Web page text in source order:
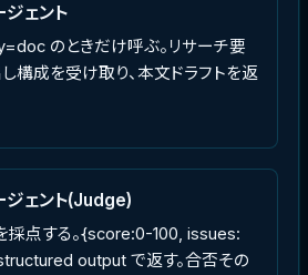
ェント
のときだけ呼ぶ。リサーチ要
構成を受け取り、本文ドラフトを返
ジェント(Judge)
採点する。{score:0-100, issues:
output で返す。合否その